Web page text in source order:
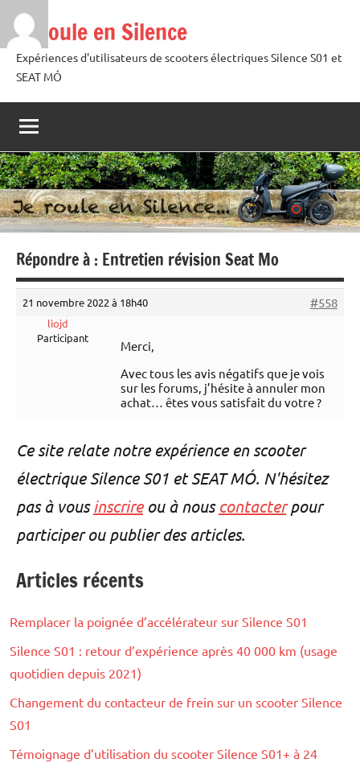
Aller
contenu
Je roule en Silence
Expériences d'utilisateurs de scooters électriques Silence S01 et
SEAT MÓ
Répondre à : Entretien révision Seat Mo
21 novembre 2022 à 18h40 #558
liojd
Participant
Merci,
Avec tous les avis négatifs que je vois
sur les forums, j’hésite à annuler mon
achat… êtes vous satisfait du votre ?
Ce site relate notre expérience en scooter
électrique Silence S01 et SEAT MÓ. N'hésitez
pas à vousinscrireou à nous contacterpour
participer ou publier des articles.
Articles récents
Remplacer la poignée d’accélérateur sur Silence S01
Silence S01 : retour d’expérience après 40 000 km (usage
quotidien depuis 2021)
Changement du contacteur de frein sur un scooter Silence
S01
Témoignage d’utilisation du scooter Silence S01+ à 24